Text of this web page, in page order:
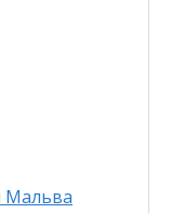
Мальва